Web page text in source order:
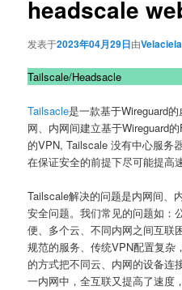
headscale
发表于2023年04月29日由Velaciela
Tailscale/Headsacle
Tailsacle是一款基于Wireguard
网、内网间建立基于Wireguard
的VPN, Tailscale 没有中心服务
在保证安全的前提下尽可能提高
Tailscale解决的问题是内网间、
安全问题。我们常见的问题如：
便、多个云、不同内网之间互联
规范的服务、传统VPN配置复杂
的方式把不同云、内网的设备连
一内网中，全互联又提高了速度